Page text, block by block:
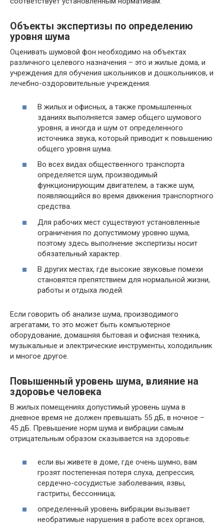
Объекты экспертизы по определению
уровня шума
Оценивать шумовой фон необходимо на объектах
различного целевого назначения – это и жилые дома, и
учреждения для обучения школьников и дошкольников, и
лечебно-оздоровительные учреждения.
В жилых и офисных, а также промышленных
зданиях выполняется замер общего шумового
уровня, а иногда и шум от определенного
источника звука, который приводит к повышению
общего уровня шума.
Во всех видах общественного транспорта
определяется шум, производимый
функционирующим двигателем, а также шум,
появляющийся во время движения транспортного
средства.
Для рабочих мест существуют установленные
ограничения по допустимому уровню шума,
поэтому здесь выполнение экспертизы носит
обязательный характер.
В других местах, где высокие звуковые помехи
становятся препятствием для нормальной жизни,
работы и отдыха людей.
Если говорить об анализе шума, производимого
агрегатами, то это может быть компьютерное
оборудование, домашняя бытовая и офисная техника,
музыкальные и электрические инструменты, холодильник
и многое другое.
Повышенный уровень шума, влияние на
здоровье человека
В жилых помещениях допустимый уровень шума в
дневное время не должен превышать 55 дБ, в ночное –
45 дБ. Превышение норм шума и вибрации самым
отрицательным образом сказывается на здоровье:
если вы живете в доме, где очень шумно, вам
грозят постепенная потеря слуха, депрессия,
сердечно-сосудистые заболевания, язвы,
гастриты, бессонница;
определенный уровень вибрации вызывает
необратимые нарушения в работе всех органов,